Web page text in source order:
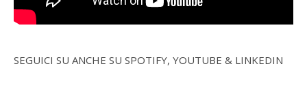
SEGUICI SU ANCHE SU SPOTIFY, YOUTUBE & LINKEDIN